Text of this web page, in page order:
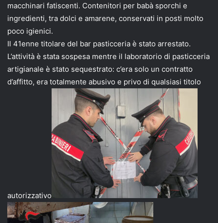
macchinari fatiscenti. Contenitori per babà sporchi e
ingredienti, tra dolci e amarene, conservati in posti molto
poco igienici.
Il 41enne titolare del bar pasticceria è stato arrestato.
L’attività è stata sospesa mentre il laboratorio di pasticceria
artigianale è stato sequestrato: c’era solo un contratto
d’affitto, era totalmente abusivo e privo di qualsiasi titolo
autorizzativo